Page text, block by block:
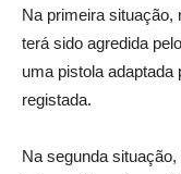
Na primeira situação,
terá sido agredida
uma pistola adaptada
registada.
Na segunda